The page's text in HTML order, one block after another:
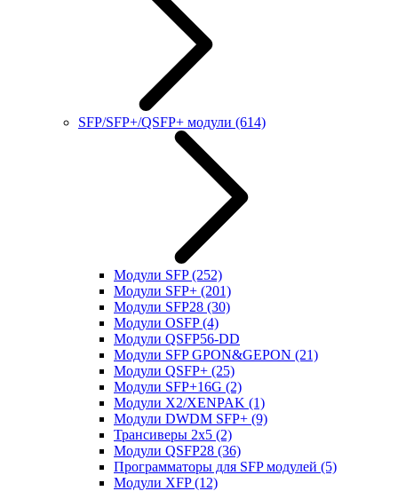
SFP/SFP+/QSFP+ модули (614)
Модули SFP(252)
Модули SFP+ (201)
Модули SFP28 (30)
Модули OSFP(4)
Модули QSFP56-DD
Модули SFP GPON&GEPON (21)
Модули QSFP+ (25)
Модули SFP+16G (2)
Модули X2/XENPAK (1)
Модули DWDM SFP+ (9)
Трансиверы 2x5 (2)
Модули QSFP28 (36)
Программаторы для SFP модулей (5)
Модули XFP(12)